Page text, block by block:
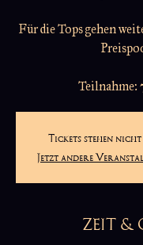
Für die Tops gehen
Teilnahme:
Tickets stehen
Jetzt andere
ZEIT &